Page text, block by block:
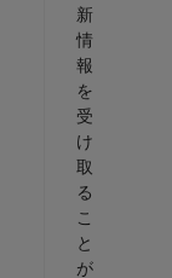
新
情
報
を
受
け
取
る
こ
と
が